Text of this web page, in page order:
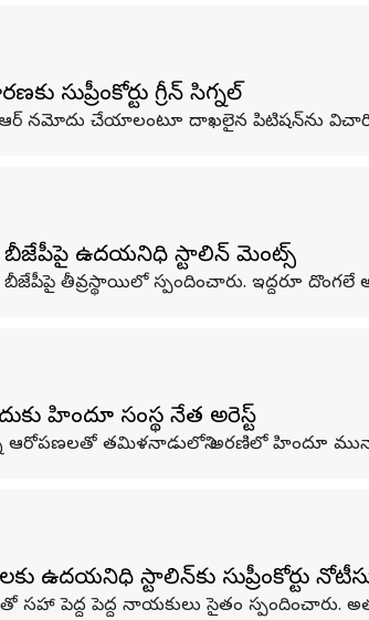
సుప్రీంకోర్టు గ్రీన్ సిగ్నల్
నమోదు చేయాలంటూ దాఖలైన పిటిషన్‌ను
బీజేపీపై ఉదయనిధి స్టాలిన్ కామెంట్స్
తీవ్రస్థాయిలో స్పందించారు. ఇద్దరూ దొంగలే
హిందూ సంస్థ నేత అరెస్ట్
ఆరోపణలతో తమిళనాడులోని అరణిలో హిందూ
ఉదయనిధి స్టాలిన్‌కు సుప్రీంకోర్టు
సహా పెద్ద పెద్ద నాయకులు సైతం